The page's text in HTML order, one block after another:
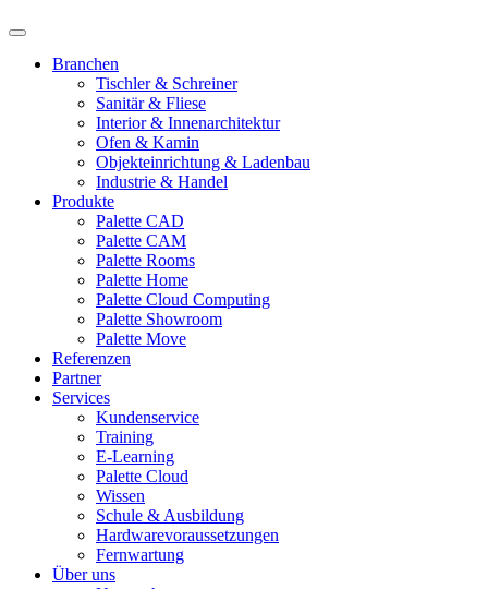
Branchen
Tischler & Schreiner
Sanitär & Fliese
Interior & Innenarchitektur
Ofen & Kamin
Objekteinrichtung & Ladenbau
Industrie & Handel
Produkte
Palette CAD
Palette CAM
Palette Rooms
Palette Home
Palette Cloud Computing
Palette Showroom
Palette Move
Referenzen
Partner
Services
Kundenservice
Training
E-Learning
Palette Cloud
Wissen
Schule & Ausbildung
Hardwarevoraussetzungen
Fernwartung
Über uns